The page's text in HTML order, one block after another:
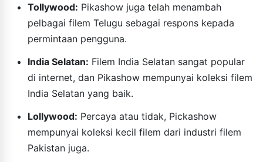
Tollywood: Pikashow juga telah menambah
pelbagai filem Telugu sebagai respons kepada
permintaan pengguna.
India Selatan: Filem India Selatan sangat popular
di internet, dan Pikashow mempunyai koleksi filem
India Selatan yang baik.
Lollywood: Percaya atau tidak, Pickashow
mempunyai koleksi kecil filem dari industri filem
Pakistan juga.